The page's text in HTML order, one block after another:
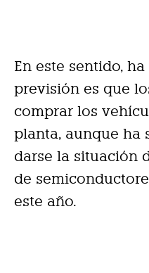
En este sentido,
previsión es que
comprar los
planta, aunque ha
darse la situación
de
este año.